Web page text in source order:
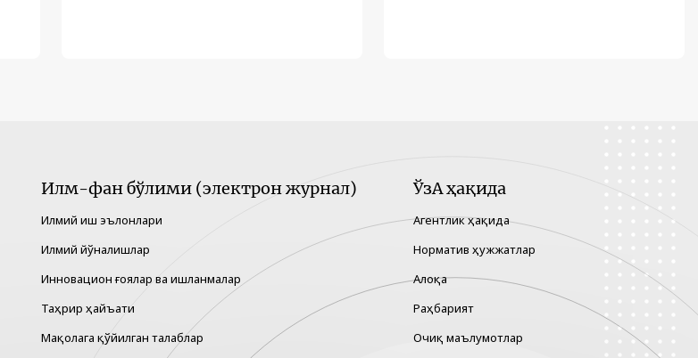
Илм-фан бўлими (электрон журнал)
Илмий иш эълонлари
Илмий йўналишлар
Инновацион ғоялар ва ишланмалар
Таҳрир ҳайъати
Мақолага қўйилган талаблар
ЎзА ҳақида
Агентлик ҳақида
Норматив ҳужжатлар
Алоқа
Раҳбарият
Очиқ маълумотлар